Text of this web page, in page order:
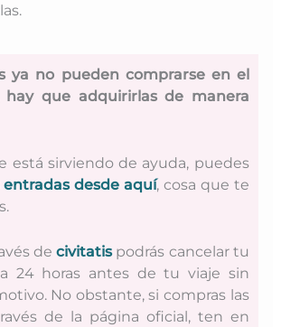
ya no pueden comprarse en el
hay que adquirirlas de manera
está sirviendo de ayuda, puedes
desde aquí, cosa que te
decivitatispodrás cancelar tu
24 horas antes de tu viaje sin
No obstante, si compras las
de la página oficial, ten en